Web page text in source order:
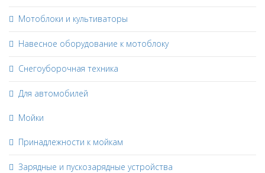
Мотоблоки и культиваторы
Навесное оборудование к мотоблоку
Снегоуборочная техника
Для автомобилей
Мойки
Принадлежности к мойкам
Зарядные и пускозарядные устройства